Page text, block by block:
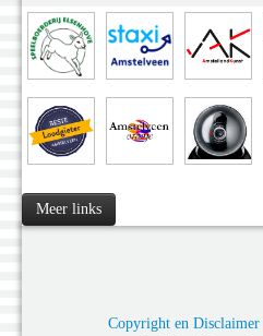
Meer links
Copyright en Disclaimer|